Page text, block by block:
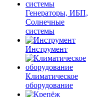
Генераторы, ИБП,
Солнечные
системы
Инструмент
Климатическое
оборудование